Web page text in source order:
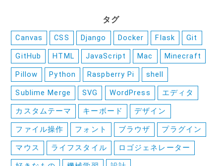
タグ
Canvas CSS Django Docker Flask Git
GitHub HTML JavaScript Mac Minecraft
Pillow Python Raspberry Pi shell
Sublime Merge SVG WordPress エディタ
カスタムテーマ キーボード デザイン
ファイル操作 フォント ブラウザ プラグイン
マウス ライフスタイル ロゴジェネレーター